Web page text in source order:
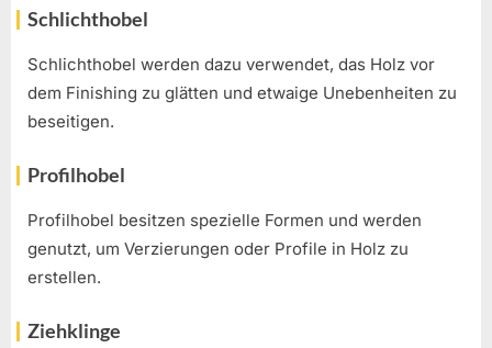
Schlichthobel
Schlichthobel werden dazu verwendet, das Holz vor
dem Finishing zu glätten und etwaige Unebenheiten zu
beseitigen.
Profilhobel
Profilhobel besitzen spezielle Formen und werden
genutzt, um Verzierungen oder Profile in Holz zu
erstellen.
Ziehklinge